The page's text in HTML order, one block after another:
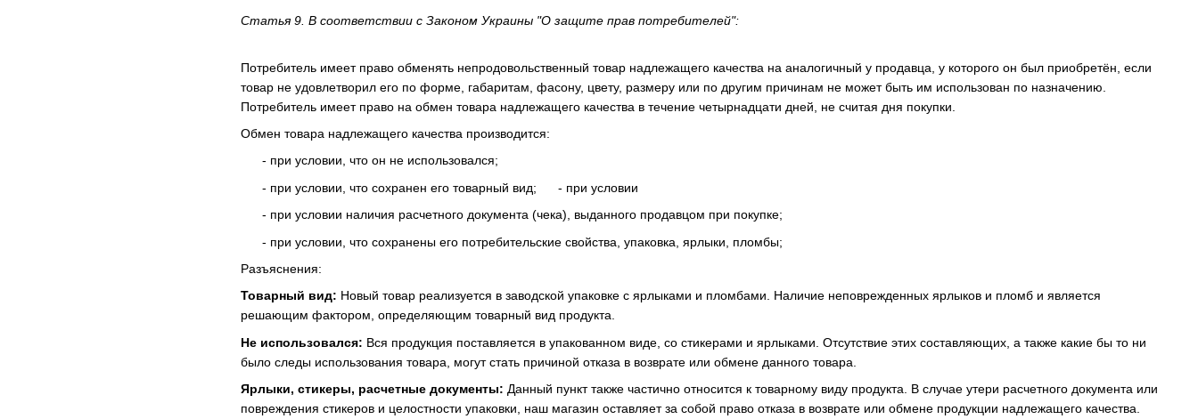
Статья 9. В соответствии с Законом Украины "О защите прав потребителей":
Потребитель имеет право обменять непродовольственный товар надлежащего качества на аналогичный у продавца, у которого он был приобретён, если
товар не удовлетворил его по форме, габаритам, фасону, цвету, размеру или по другим причинам не может быть им использован по назначению.
Потребитель имеет право на обмен товара надлежащего качества в течение четырнадцати дней, не считая дня покупки.
Обмен товара надлежащего качества производится:
- при условии, что он не использовался;
- при условии, что сохранен его товарный вид; - при условии
- при условии наличия расчетного документа (чека), выданного продавцом при покупке;
- при условии, что сохранены его потребительские свойства, упаковка, ярлыки, пломбы;
Разъяснения:
Товарный вид: Новый товар реализуется в заводской упаковке с ярлыками и пломбами. Наличие неповрежденных ярлыков и пломб и является
решающим фактором, определяющим товарный вид продукта.
Не использовался: Вся продукция поставляется в упакованном виде, со стикерами и ярлыками. Отсутствие этих составляющих, а также какие бы то ни
было следы использования товара, могут стать причиной отказа в возврате или обмене данного товара.
Ярлыки, стикеры, расчетные документы: Данный пункт также частично относится к товарному виду продукта. В случае утери расчетного документа или
повреждения стикеров и целостности упаковки, наш магазин оставляет за собой право отказа в возврате или обмене продукции надлежащего качества.